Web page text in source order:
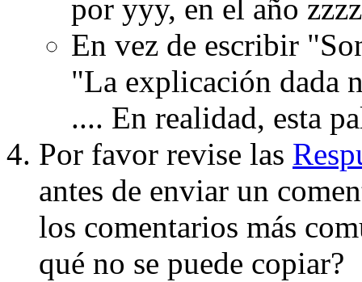
por yyy, en el año
En vez de escribir
"La explicación dada
.... En realidad, esta
Por favor revise las
antes de enviar un
los comentarios más
qué no se puede copiar?